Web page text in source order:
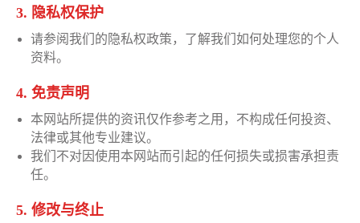
3. 隐私权保护
请参阅我们的隐私权政策，了解我们如何处理您的个人
资料。
4. 免责声明
本网站所提供的资讯仅作参考之用，不构成任何投资、
法律或其他专业建议。
我们不对因使用本网站而引起的任何损失或损害承担责
任。
5. 修改与终止